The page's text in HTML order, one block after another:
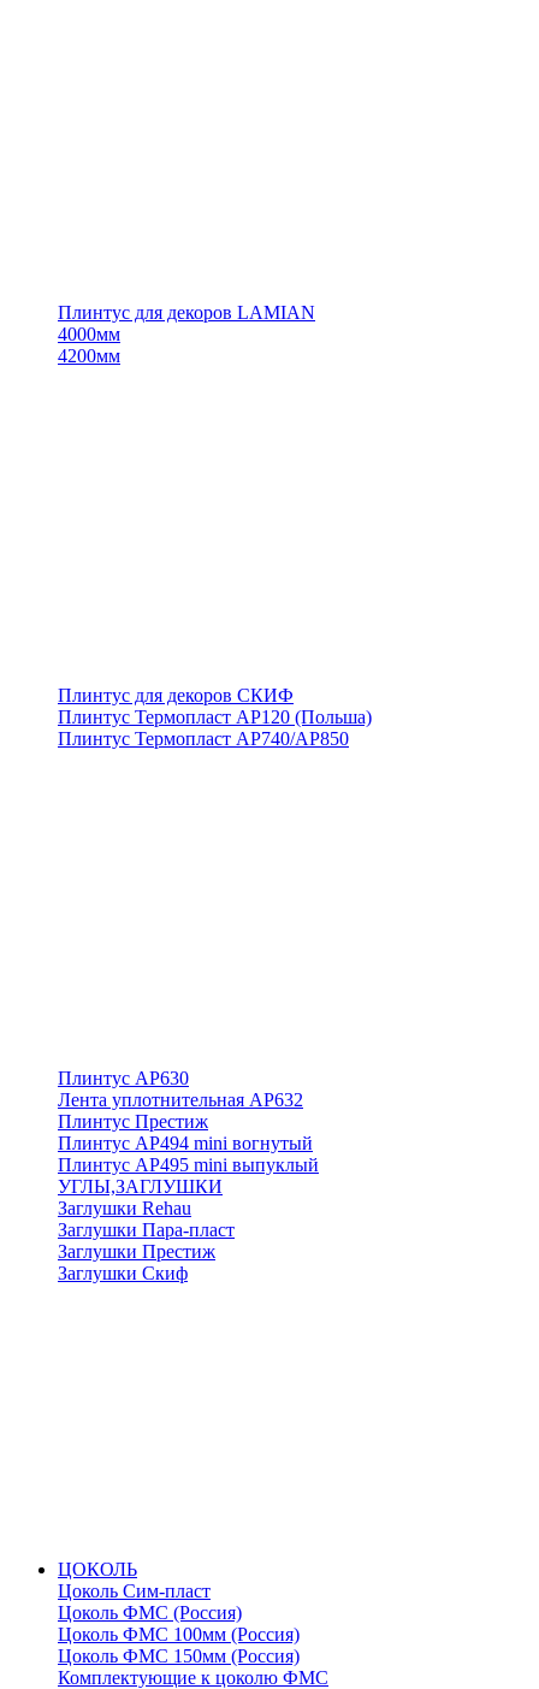
Плинтус для декоров LAMIAN
4000мм
4200мм
Плинтус для декоров СКИФ
Плинтус Термопласт АР120 (Польша)
Плинтус Термопласт АР740/АР850
Плинтус АР630
Лента уплотнительная АР632
Плинтус Престиж
Плинтус АР494 mini вогнутый
Плинтус АР495 mini выпуклый
УГЛЫ,ЗАГЛУШКИ
Заглушки Rehau
Заглушки Пара-пласт
Заглушки Престиж
Заглушки Скиф
ЦОКОЛЬ
Цоколь Сим-пласт
Цоколь ФМС (Россия)
Цоколь ФМС 100мм (Россия)
Цоколь ФМС 150мм (Россия)
Комплектующие к цоколю ФМС